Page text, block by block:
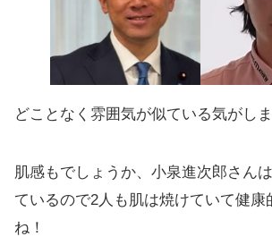
どことなく雰囲気が似ている気がしま
肌感もでしょうか、小泉進次郎さん
ているので2人も肌は焼けていて健康
ね！